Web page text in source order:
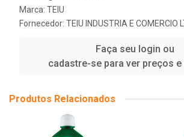
Marca: TEIU
Fornecedor: TEIU INDUSTRIA E COMERCIO
Faça seu login ou
cadastre-se para ver preços
Produtos Relacionados